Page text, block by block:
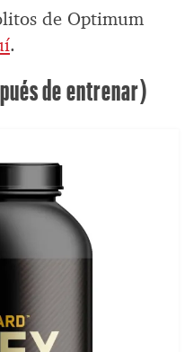
de Optimum
.
de entrenar)